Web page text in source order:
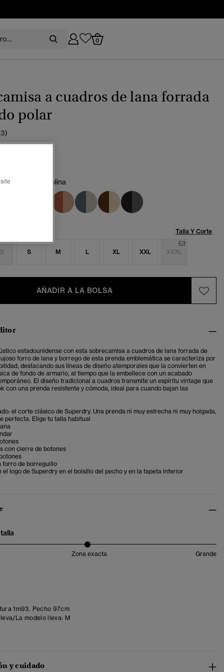
0
a cuadros de lana forrada
polar
degradado neblina
seleccionado
Talla Y Corte
S M L XL XXL XXXL
AÑADIR A LA BOLSA
estadounidense con esta sobrecamisa a cuadros de lana forrada de
forro de lana y borrego de esta prenda emblemática se caracteriza por
destacando sus líneas de diseño atemporales que la convierten en
de fondo de armario, al tiempo que la embellece con un acabado
El diseño tradicional a cuadros transmite un espíritu vintage que
con una prenda resistente y cómoda, ideal para cuando bajan las
el corte clásico de Superdry. Una prenda ni muy estrecha ni muy holgada,
perfecta. Elige tu talla habitual
con cierre de botones
forro de borreguillo
el logo de Superdry en el bolsillo del pecho y en la tapeta inferior
Zona exacta Grande
1m93. Pecho 97cm
La modelo lleva: M
y cuidado